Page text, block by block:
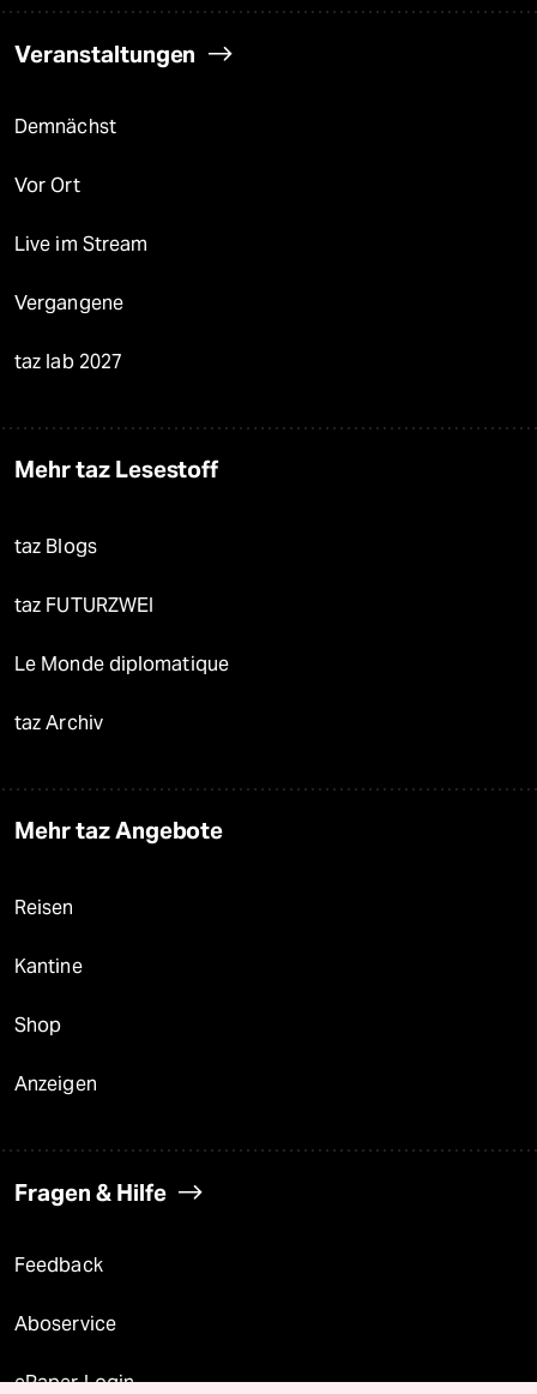
Veranstaltungen
Demnächst
Vor Ort
Live im Stream
Vergangene
taz lab 2027
Mehr taz Lesestoff
taz Blogs
taz FUTURZWEI
Le Monde diplomatique
taz Archiv
Mehr taz Angebote
Reisen
Kantine
Shop
Anzeigen
Fragen & Hilfe
Feedback
Aboservice
ePaper Login